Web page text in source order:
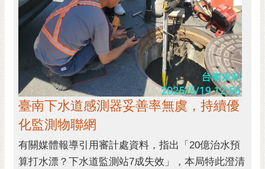
臺南下水道感測器妥善率無虞，持續優
化監測物聯網
有關媒體報導引用審計處資料，指出「20億治水預
算打水漂？下水道監測站7成失效」，本局特此澄清